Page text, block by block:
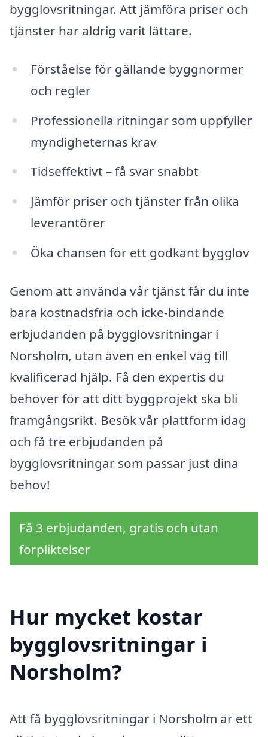
bygglovsritningar. Att jämföra priser och
tjänster har aldrig varit lättare.
Förståelse för gällande byggnormer
och regler
Professionella ritningar som uppfyller
myndigheternas krav
Tidseffektivt – få svar snabbt
Jämför priser och tjänster från olika
leverantörer
Öka chansen för ett godkänt bygglov
Genom att använda vår tjänst får du inte
bara kostnadsfria och icke-bindande
erbjudanden på bygglovsritningar i
Norsholm, utan även en enkel väg till
kvalificerad hjälp. Få den expertis du
behöver för att ditt byggprojekt ska bli
framgångsrikt. Besök vår plattform idag
och få tre erbjudanden på
bygglovsritningar som passar just dina
behov!
Få 3 erbjudanden, gratis och utan
förpliktelser
Hur mycket kostar
bygglovsritningar i
Norsholm?
Att få bygglovsritningar i Norsholm är ett